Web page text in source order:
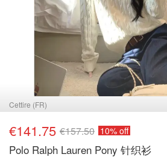
Cettire (FR)
€141.75 €157.50 10% off
Polo Ralph Lauren Pony 针织衫